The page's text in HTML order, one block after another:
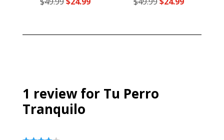
con
con
1 review for Tu Perro
Tranquilo